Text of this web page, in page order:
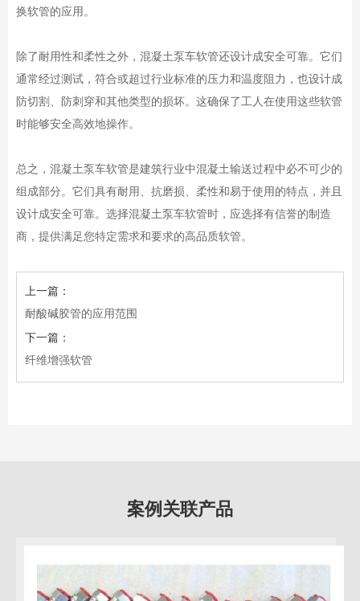
换软管的应用。
除了耐用性和柔性之外，混凝土泵车软管还设计成安全可靠。它们
通常经过测试，符合或超过行业标准的压力和温度阻力，也设计成
防切割、防刺穿和其他类型的损坏。这确保了工人在使用这些软管
时能够安全高效地操作。
总之，混凝土泵车软管是建筑行业中混凝土输送过程中必不可少的
组成部分。它们具有耐用、抗磨损、柔性和易于使用的特点，并且
设计成安全可靠。选择混凝土泵车软管时，应选择有信誉的制造
商，提供满足您特定需求和要求的高品质软管。
上一篇：
耐酸碱胶管的应用范围
下一篇：
纤维增强软管
案例关联产品